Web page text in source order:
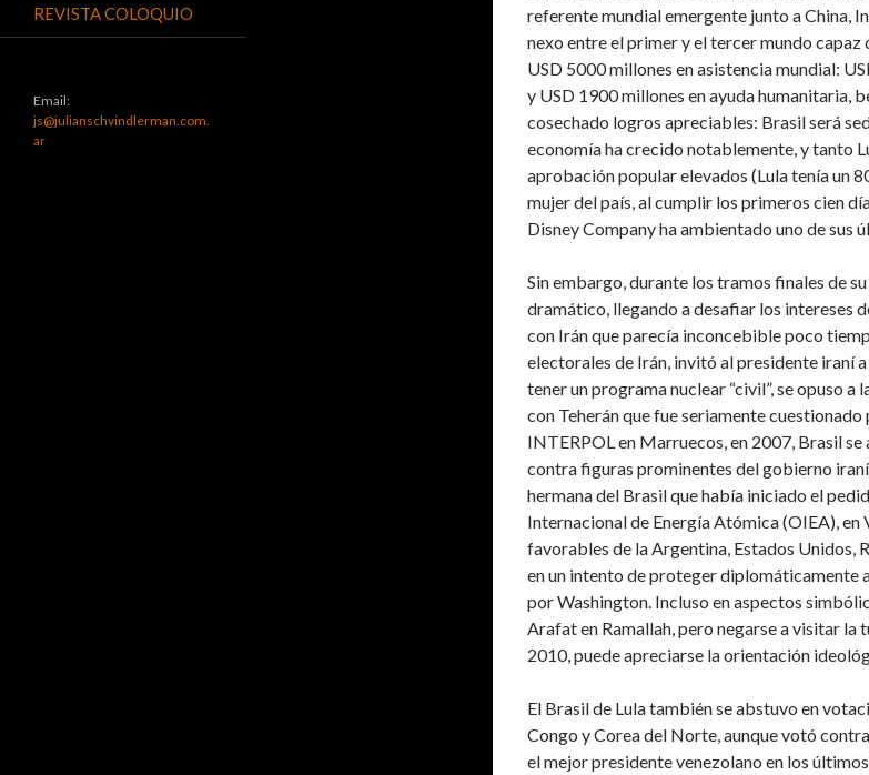
referente mundial emergente junto a China,
nexo entre el primer y el tercer mundo
USD 5000 millones en asistencia mundial:
y USD 1900 millones en ayuda humanitaria,
cosechado logros apreciables: Brasil será
economía ha crecido notablemente, y tanto
aprobación popular elevados (Lula tenía un
mujer del país, al cumplir los primeros cien
Disney Company ha ambientado uno de sus
Sin embargo, durante los tramos finales de
dramático, llegando a desafiar los intereses
con Irán que parecía inconcebible poco
electorales de Irán, invitó al presidente iraní
tener un programa nuclear “civil”, se opuso
con Teherán que fue seriamente
INTERPOL en Marruecos, en 2007, Brasil
contra figuras prominentes del gobierno
hermana del Brasil que había iniciado el
Internacional de Energía Atómica (OIEA),
favorables de la Argentina, Estados Unidos,
en un intento de proteger diplomáticamente
por Washington. Incluso en aspectos
Arafat en Ramallah, pero negarse a visitar la
2010, puede apreciarse la orientación
El Brasil de Lula también se abstuvo en
Congo y Corea del Norte, aunque votó
el mejor presidente venezolano en los
REVISTA COLOQUIO
Email:
js@julianschvindlerman.com.
ar